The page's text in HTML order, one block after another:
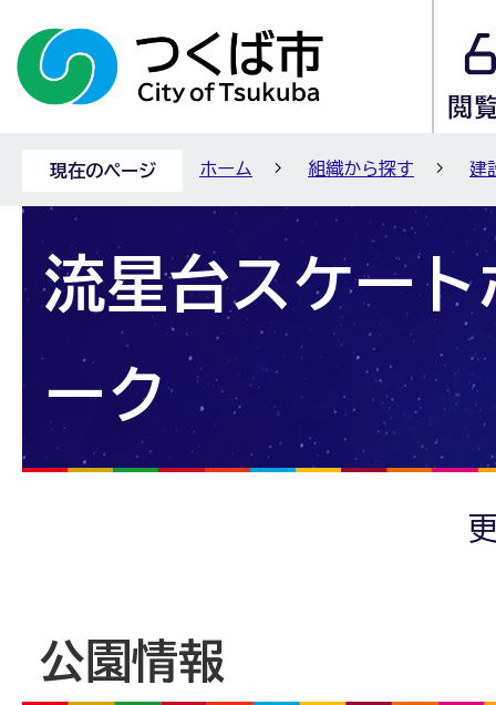
現在のページ ホーム 組織から探す 建
流星台スケート
ーク
公園情報